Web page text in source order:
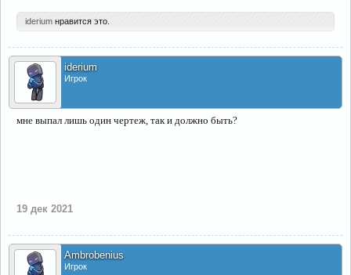
iderium нравится это.
iderium
Игрок
мне выпал лишь один чертеж, так и должно быть?
19 дек 2021
Ambrobenius
Игрок